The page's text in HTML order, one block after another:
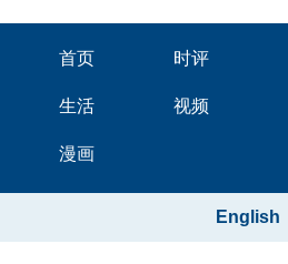
首页 时评
生活 视频
漫画
English